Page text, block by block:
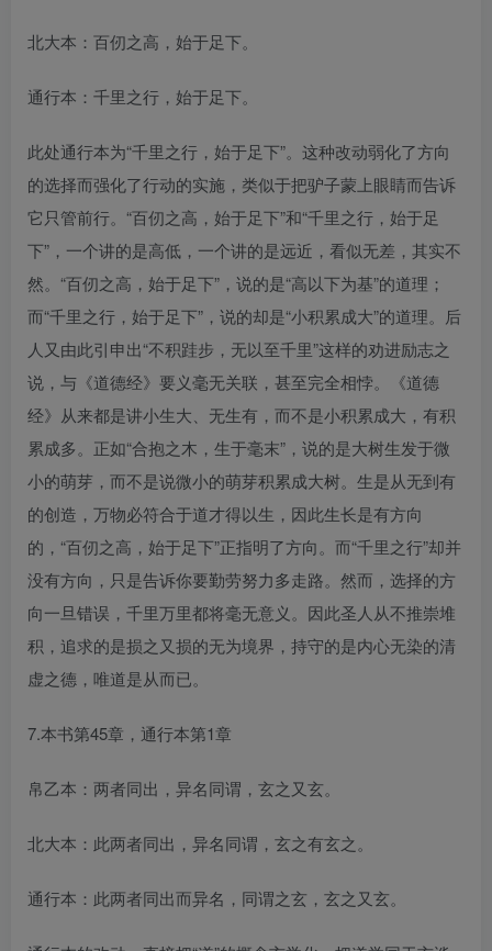
北大本：百仞之高，始于足下。
通行本：千里之行，始于足下。
此处通行本为“千里之行，始于足下”。这种改动弱化了方向
的选择而强化了行动的实施，类似于把驴子蒙上眼睛而告诉
它只管前行。“百仞之高，始于足下”和“千里之行，始于足
下”，一个讲的是高低，一个讲的是远近，看似无差，其实不
然。“百仞之高，始于足下”，说的是“高以下为基”的道理；
而“千里之行，始于足下”，说的却是“小积累成大”的道理。后
人又由此引申出“不积跬步，无以至千里”这样的劝进励志之
说，与《道德经》要义毫无关联，甚至完全相悖。《道德
经》从来都是讲小生大、无生有，而不是小积累成大，有积
累成多。正如“合抱之木，生于毫末”，说的是大树生发于微
小的萌芽，而不是说微小的萌芽积累成大树。生是从无到有
的创造，万物必符合于道才得以生，因此生长是有方向
的，“百仞之高，始于足下”正指明了方向。而“千里之行”却并
没有方向，只是告诉你要勤劳努力多走路。然而，选择的方
向一旦错误，千里万里都将毫无意义。因此圣人从不推崇堆
积，追求的是损之又损的无为境界，持守的是内心无染的清
虚之德，唯道是从而已。
7.本书第45章，通行本第1章
帛乙本：两者同出，异名同谓，玄之又玄。
北大本：此两者同出，异名同谓，玄之有玄之。
通行本：此两者同出而异名，同谓之玄，玄之又玄。